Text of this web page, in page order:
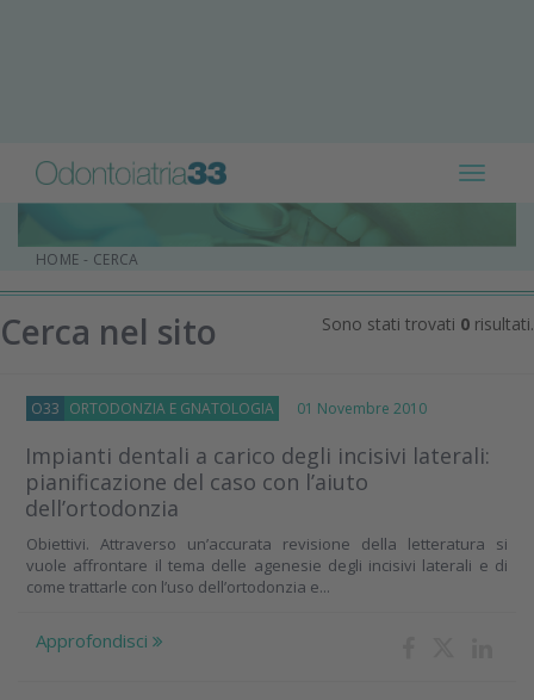
Toggle
HOME - CERCA
Cerca nel sito Sono stati trovati 0 risultati.
O33 ORTODONZIA E GNATOLOGIA 01 Novembre 2010
Impianti dentali a carico degli incisivi laterali:
pianificazione del caso con l’aiuto
dell’ortodonzia
Obiettivi. Attraverso un’accurata revisione della letteratura si
vuole affrontare il tema delle agenesie degli incisivi laterali e di
come trattarle con l’uso dell’ortodonzia e...
Approfondisci